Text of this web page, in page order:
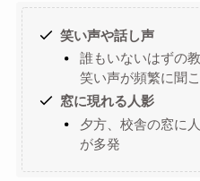
笑い声や話し声
誰もいないはずの
笑い声が頻繁に聞
窓に現れる人影
夕方、校舎の窓に
が多発